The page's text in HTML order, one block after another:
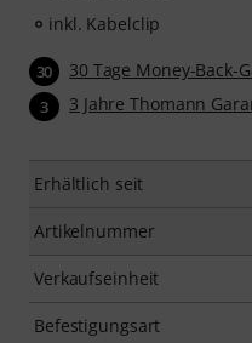
inkl. Kabelclip
30 30 Tage Money-Back-
3 3 Jahre Thomann
Erhältlich seit
Artikelnummer
Verkaufseinheit
Befestigungsart